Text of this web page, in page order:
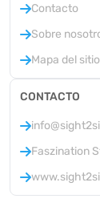
Contacto
Sobre
Mapa del sitio
CONTACTO
Faszination